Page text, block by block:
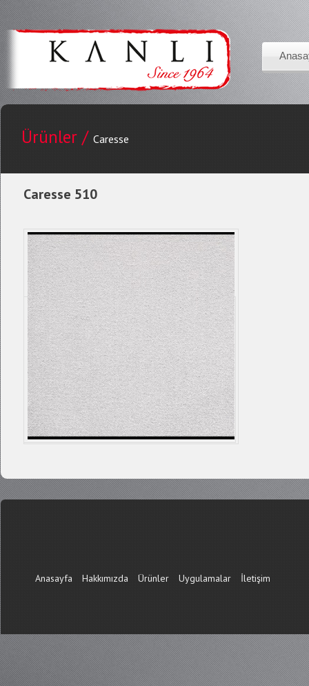
Ürünler / Caresse
Caresse 510
Anasayfa Hakkımızda Ürünler Uygulamalar İletişim